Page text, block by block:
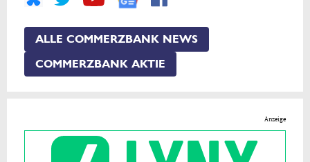
ALLE COMMERZBANK NEWS
COMMERZBANK AKTIE
Anzeige